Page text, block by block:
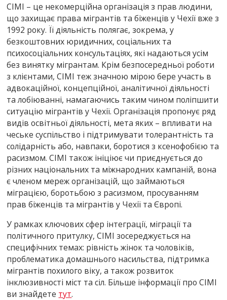
СІМІ – це некомерційна організація з прав людини,
що захищає права мігрантів та біженців у Чехії вже з
1992 року. Її діяльність полягає, зокрема, у
безкоштовних юридичних, соціальних та
психосоціальних консультаціях, які надаються усім
без винятку мігрантам. Крім безпосередньої роботи
з клієнтами, СІМІ теж значною мірою бере участь в
адвокаційної, концепційної, аналітичної діяльності
та лобіюванні, намагаючись таким чином поліпшити
ситуацію мігрантів у Чехії. Організація пропонує ряд
видів освітньої діяльності, мета яких – впливати на
чеське суспільство і підтримувати толерантність та
солідарність або, навпаки, боротися з ксенофобією та
расизмом. СІМІ також ініціює чи приєднується до
різних національних та міжнародних кампаній, вона
є членом мереж організацій, що займаються
міграцією, боротьбою з расизмом, просуванням
прав біженців та мігрантів у Чехії та Європі.
У рамках ключових сфер інтеграції, міграції та
політичного притулку, СІМІ зосереджується на
специфічних темах: рівність жінок та чоловіків,
проблематика домашнього насильства, підтримка
мігрантів похилого віку, а також розвиток
інклюзивності міст та сіл. Більше інформації про СІМІ
ви знайдете тут.